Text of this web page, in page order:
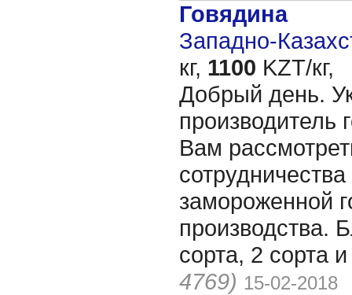
Говядина
Западно-
кг, 1100 KZT/кг,
Добрый день.
производитель
Вам
замороженной
производства.
сорта, 2 сорта
4769) 15-02-2018